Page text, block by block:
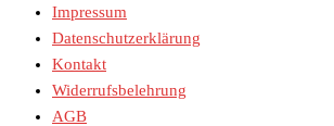
Impressum
Datenschutzerklärung
Kontakt
Widerrufsbelehrung
AGB